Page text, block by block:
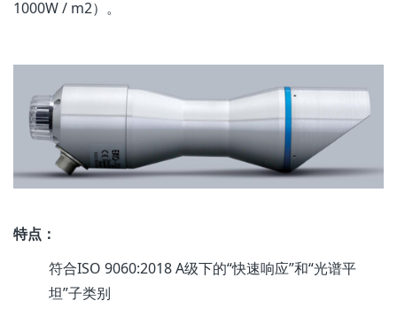
1000W / m2）。
特点：
符合ISO 9060:2018 A级下的“快速响应”和“光谱平
坦”子类别